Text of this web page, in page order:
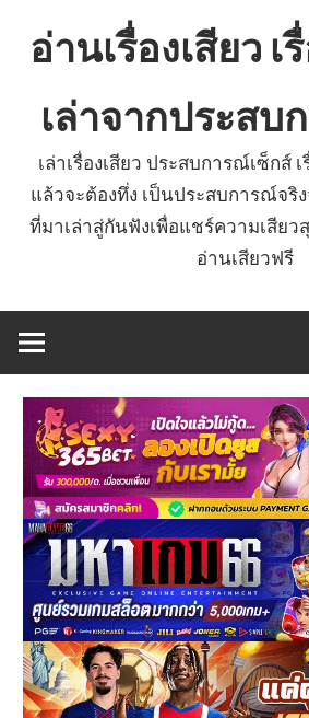
อ่านเรื่องเสียว เ
เล่าจากประสบ
เล่าเรื่องเสียว ประสบการณ์เซ็กส์
แล้วจะต้องทึ่ง เป็นประสบการณ์จริ
ที่มาเล่าสู่กันฟังเพื่อแชร์ความเสีย
อ่านเสียวฟรี